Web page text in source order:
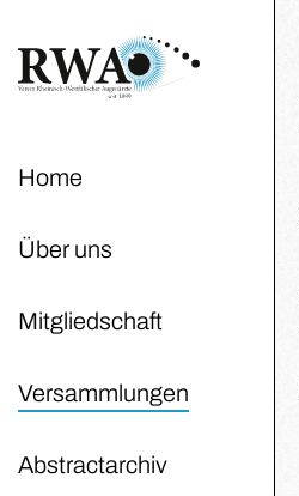
Home
Über uns
Mitgliedschaft
Versammlungen
Abstractarchiv